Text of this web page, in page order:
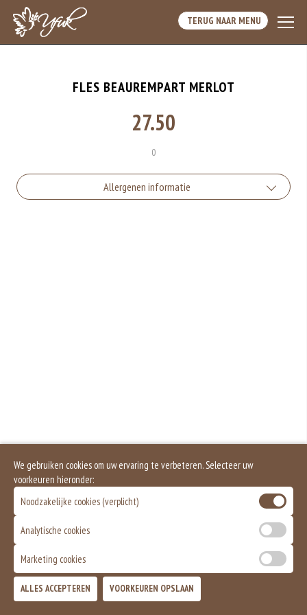
TERUG NAAR MENU
FLES BEAUREMPART MERLOT
27.50
0
Allergenen informatie
We gebruiken cookies om uw ervaring te verbeteren. Selecteer uw
voorkeuren hieronder:
Noodzakelijke cookies (verplicht)
Analytische cookies
Marketing cookies
ALLES ACCEPTEREN VOORKEUREN OPSLAAN